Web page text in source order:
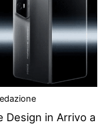
Design in Arrivo a